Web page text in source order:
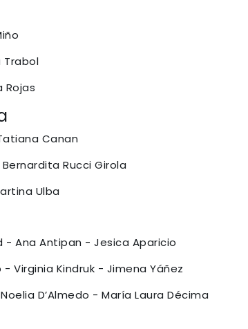
Trabol
Rojas
Canan
Rucci Girola
Ulba
- Ana Antipan - Jesica Aparicio
Virginia Kindruk - Jimena Yáñez
D’Almedo - María Laura Décima